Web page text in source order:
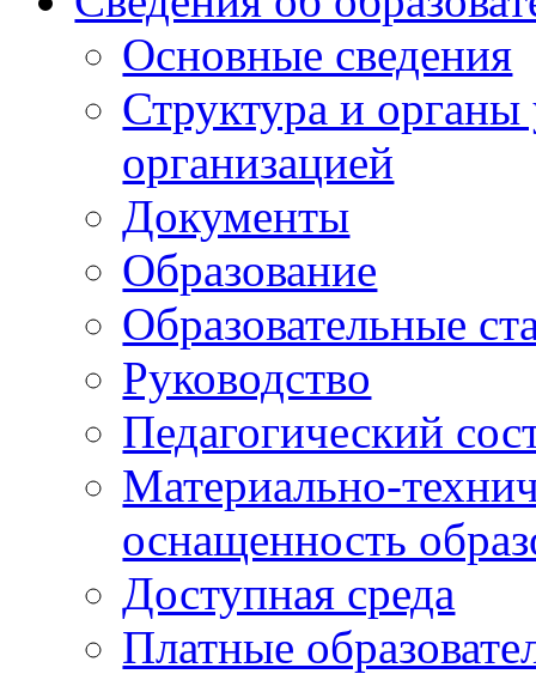
Основные сведения
Структура и органы
организацией
Документы
Образование
Образовательные
Руководство
Педагогический
Материально-
оснащенность
Доступная среда
Платные